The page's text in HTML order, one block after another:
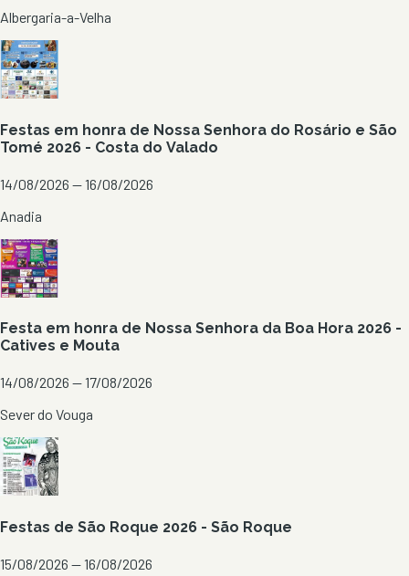
Albergaria-a-Velha
Festas em honra de Nossa Senhora do Rosário e São
Tomé 2026 - Costa do Valado
14/08/2026 — 16/08/2026
Anadia
Festa em honra de Nossa Senhora da Boa Hora 2026 -
Catives e Mouta
14/08/2026 — 17/08/2026
Sever do Vouga
Festas de São Roque 2026 - São Roque
15/08/2026 — 16/08/2026